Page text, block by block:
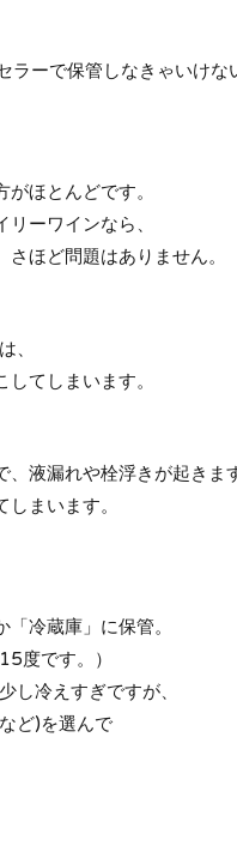
ラーで保管しなきゃいけな
ほとんどです。
ーワインなら、
ほど問題はありません。
、
てしまいます。
、液漏れや栓浮きが起きま
まいます。
冷蔵庫」に保管。
度です。）
し冷えすぎですが、
ど)を選んで